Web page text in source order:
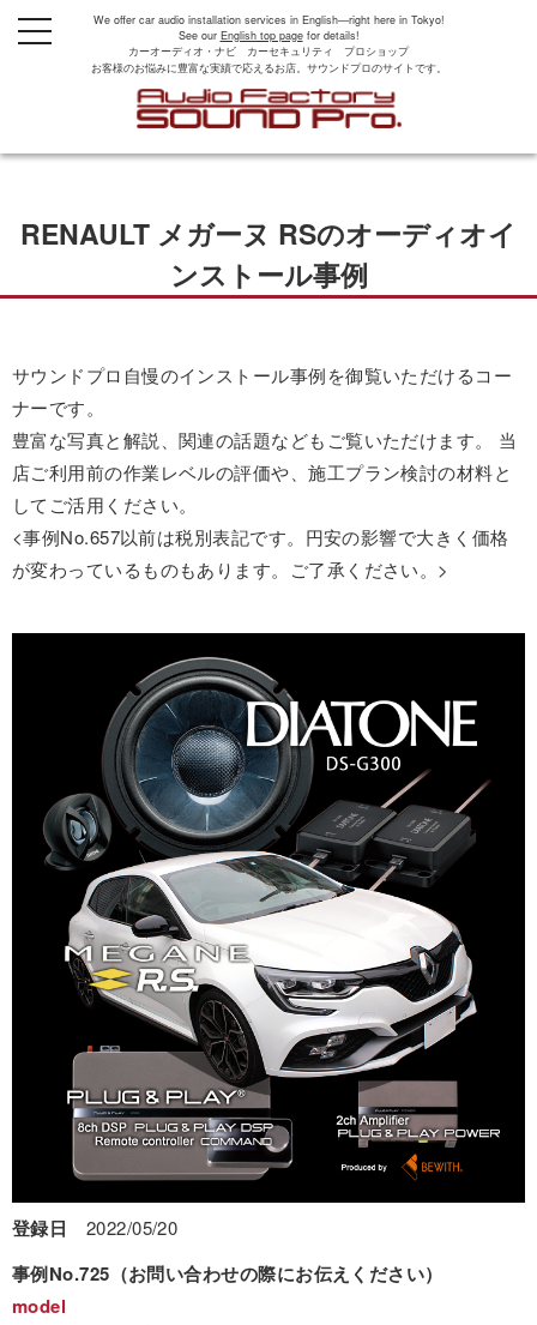
We offer car audio installation services in English—right here in Tokyo!
See our English top pagefor details!
カーオーディオ・ナビ カーセキュリティ プロショップ
お客様のお悩みに豊富な実績で応えるお店。サウンドプロのサイトです。
t
o
a
a
t
n
RENAULT メガーヌ RSのオーディオイ
ンストール事例
サウンドプロ自慢のインストール事例を御覧いただけるコー
ナーです。
豊富な写真と解説、関連の話題などもご覧いただけます。 当
店ご利用前の作業レベルの評価や、施工プラン検討の材料と
してご活用ください。
<事例No.657以前は税別表記です。円安の影響で大きく価格
が変わっているものもあります。ご了承ください。>
登録日 2022/05/20
事例No.725（お問い合わせの際にお伝えください）
model